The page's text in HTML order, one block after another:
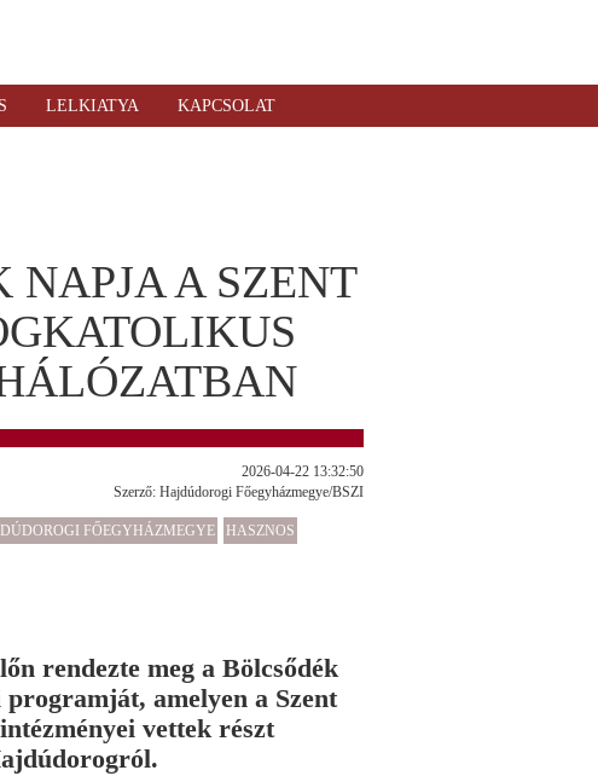
LELKIATYA KAPCSOLAT
NAPJA A SZENT
2026-04-22 13:32:50
Szerző: Hajdúdorogi Főegyházmegye/BSZI
FŐEGYHÁZMEGYE
HASZNOS
rendezte meg a Bölcsődék
amelyen a Szent
vettek részt